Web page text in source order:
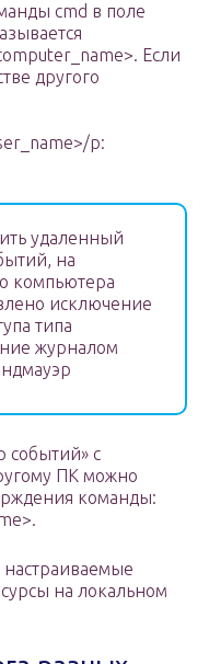
cmd в поле
Если
другого
p:
удаленный
на
компьютера
исключение
типа
журналом
событий» с
ПК можно
команды:
на локальном